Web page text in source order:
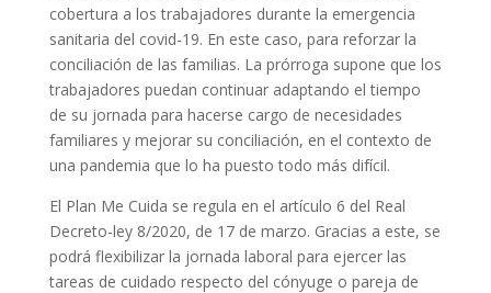
cobertura a los trabajadores durante la emergencia
sanitaria del covid-19. En este caso, para reforzar la
conciliación de las familias. La prórroga supone que los
trabajadores puedan continuar adaptando el tiempo
de su jornada para hacerse cargo de necesidades
familiares y mejorar su conciliación, en el contexto de
una pandemia que lo ha puesto todo más difícil.
El Plan Me Cuida se regula en el artículo 6 del Real
Decreto-ley 8/2020, de 17 de marzo. Gracias a este, se
podrá flexibilizar la jornada laboral para ejercer las
tareas de cuidado respecto del cónyuge o pareja de